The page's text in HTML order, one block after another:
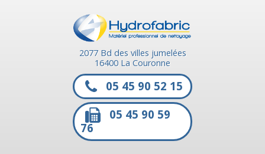
2077 Bd des villes jumelées
16400 La Couronne
05 45 90 52 15
05 45 90 59
76